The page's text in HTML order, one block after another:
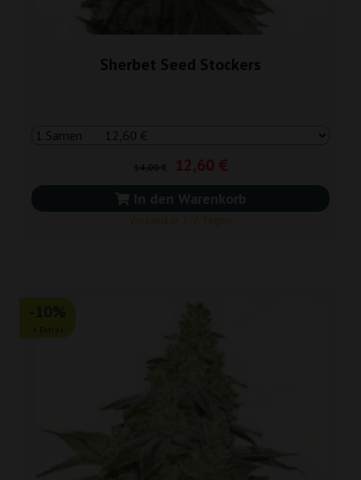
Sherbet Seed Stockers
12,60 €
In den Warenkorb
Versand in 3-7 Tagen